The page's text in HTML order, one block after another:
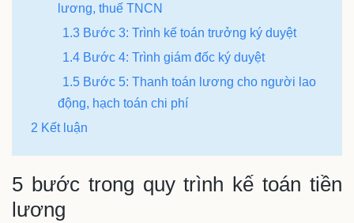
lương, thuế TNCN
1.3 Bước 3: Trình kế toán trưởng ký duyệt
1.4 Bước 4: Trình giám đốc ký duyệt
1.5 Bước 5: Thanh toán lương cho người lao
động, hạch toán chi phí
2 Kết luận
5 bước trong quy trình kế toán tiền
lương